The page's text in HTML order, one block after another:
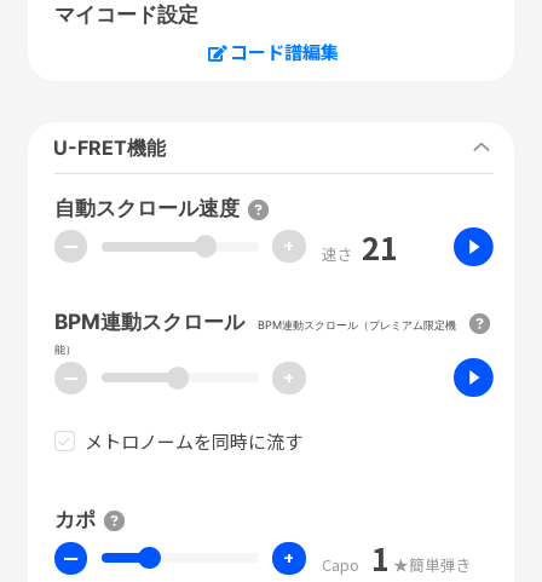
マイコード設定
コード譜編集
U-FRET機能
自動スクロール速度
ー + 速さ 21
BPM連動スクロール
BPM連動スクロール（プレミアム限定機
能）
ー +
メトロノームを同時に流す
カポ
ー + Capo 1 ★簡単弾き